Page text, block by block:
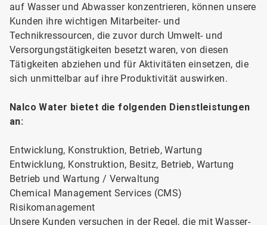
auf Wasser und Abwasser konzentrieren, können unsere
Kunden ihre wichtigen Mitarbeiter- und
Technikressourcen, die zuvor durch Umwelt- und
Versorgungstätigkeiten besetzt waren, von diesen
Tätigkeiten abziehen und für Aktivitäten einsetzen, die
sich unmittelbar auf ihre Produktivität auswirken.
Nalco Water bietet die folgenden Dienstleistungen
an:
Entwicklung, Konstruktion, Betrieb, Wartung
Entwicklung, Konstruktion, Besitz, Betrieb, Wartung
Betrieb und Wartung / Verwaltung
Chemical Management Services (CMS)
Risikomanagement
Unsere Kunden versuchen in der Regel, die mit Wasser-